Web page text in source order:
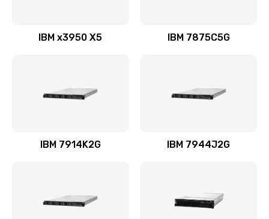
IBM x3950 X5 IBM 7875C5G
IBM 7914K2G IBM 7944J2G